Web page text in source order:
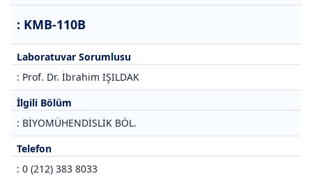
: KMB-110B
Laboratuvar Sorumlusu
: Prof. Dr. İbrahim IŞILDAK
İlgili Bölüm
: BİYOMÜHENDİSLİK BÖL.
Telefon
: 0 (212) 383 8033